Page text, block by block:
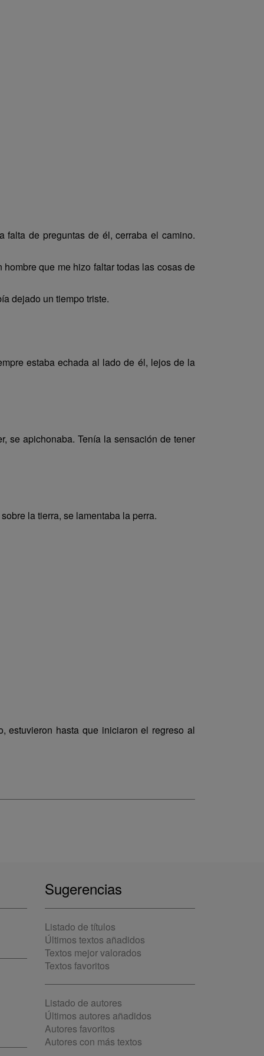
de preguntas de él, cerraba el camino.
que me hizo faltar todas las cosas de
dejado un tiempo triste.
estaba echada al lado de él, lejos de la
se apichonaba. Tenía la sensación de tener
la tierra, se lamentaba la perra.
estuvieron hasta que iniciaron el regreso al
Sugerencias
Listado de títulos
Últimos textos añadidos
Textos mejor valorados
Textos favoritos
Listado de autores
Últimos autores añadidos
Autores favoritos
Autores con más textos